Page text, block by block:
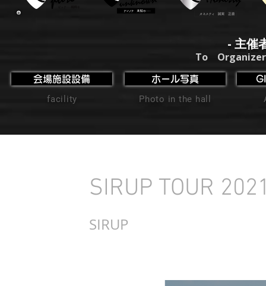
- 主催
To
会場施設設備
facility
ホール写真
Photo in the hall
SIRUP TOUR
SIRUP